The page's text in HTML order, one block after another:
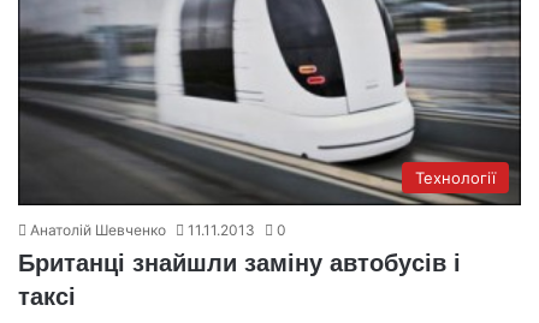
Технології
Анатолій Шевченко 11.11.2013 0
Британці знайшли заміну автобусів і
таксі